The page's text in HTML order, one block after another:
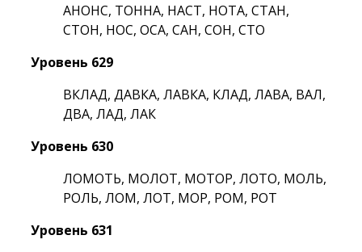
АНОНС, ТОННА, НАСТ, НОТА, СТАН,
СТОН, НОС, ОСА, САН, СОН, СТО
Уровень 629
ВКЛАД, ДАВКА, ЛАВКА, КЛАД, ЛАВА, ВАЛ,
ДВА, ЛАД, ЛАК
Уровень 630
ЛОМОТЬ, МОЛОТ, МОТОР, ЛОТО, МОЛЬ,
РОЛЬ, ЛОМ, ЛОТ, МОР, РОМ, РОТ
Уровень 631